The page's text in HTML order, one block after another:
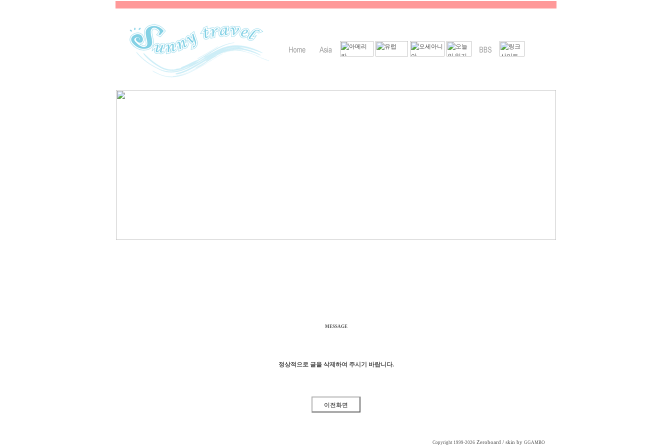
MESSAGE
정상적으로 글을 삭제하여 주시기 바랍니다.
Copyright 1999-2026 Zeroboard / skin by GGAMBO